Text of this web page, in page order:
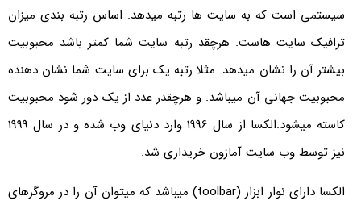
سیستمی است که به سایت ها رتبه میدهد. اساس رتبه بندی میزان
ترافیک سایت هاست. هرچقد رتبه سایت شما کمتر باشد محبوبیت
بیشتر آن را نشان میدهد. مثلا رتبه یک برای سایت شما نشان دهنده
محبوبیت جهانی آن میباشد. و هرچقدر عدد از یک دور شود محبوبیت
کاسته میشود.الکسا از سال 1996 وارد دنیای وب شده و در سال 1999
نیز توسط وب سایت آمازون خریداری شد.
الکسا دارای نوار ابزار (toolbar) میباشد که میتوان آن را در مروگرهای